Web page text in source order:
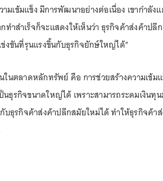
เข้มแข็ง มีการพัฒนาอย่างต่อเนื่อง เขากำลัง
ำสำเร็จก็จะแสดงให้เห็นว่า ธุรกิจค้าส่งค้าปลีก
งขันที่รุนแรงขึ้นกับธุรกิจยักษ์ใหญ่ได้”
ในตลาดหลักทรัพย์ คือ การช่วยสร้างความเข้ม
ธุรกิจขนาดใหญ่ได้ เพราะสามารถระดมเงินทุ
บธุรกิจค้าส่งค้าปลีกสมัยใหม่ได้ ทำให้ธุรกิจค้า